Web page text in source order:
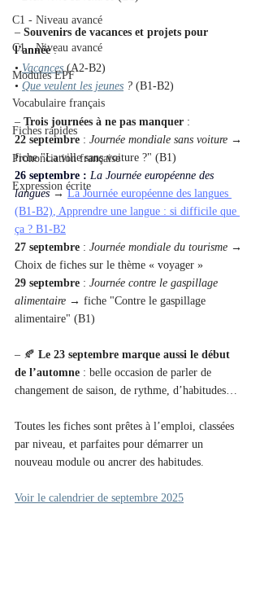
C1 - Niveau avancé
C1 - Niveau avancé
Modules EPF
Vocabulaire français
Fiches rapides
Prononciation française
Expression écrite
– Souvenirs de vacances et projets pour
l’année :
• Vacances (A2-B2)
• Que veulent les jeunes ? (B1-B2)
– Trois journées à ne pas manquer :
22 septembre : Journée mondiale sans voiture →
fiche "La ville sans voiture ?" (B1)
26 septembre : La Journée européenne des
langues → La Journée européenne des langues
(B1-B2) Apprendre une langue : si difficile que
ça ? B1-B2
27 septembre : Journée mondiale du tourisme →
Choix de fiches sur le thème « voyager »
29 septembre : Journée contre le gaspillage
alimentaire → fiche "Contre le gaspillage
alimentaire" (B1)
– 🍂 Le 23 septembre marque aussi le début
de l’automne : belle occasion de parler de
changement de saison, de rythme, d’habitudes…
Toutes les fiches sont prêtes à l’emploi, classées
par niveau, et parfaites pour démarrer un
nouveau module ou ancrer des habitudes.
Voir le calendrier de septembre 2025